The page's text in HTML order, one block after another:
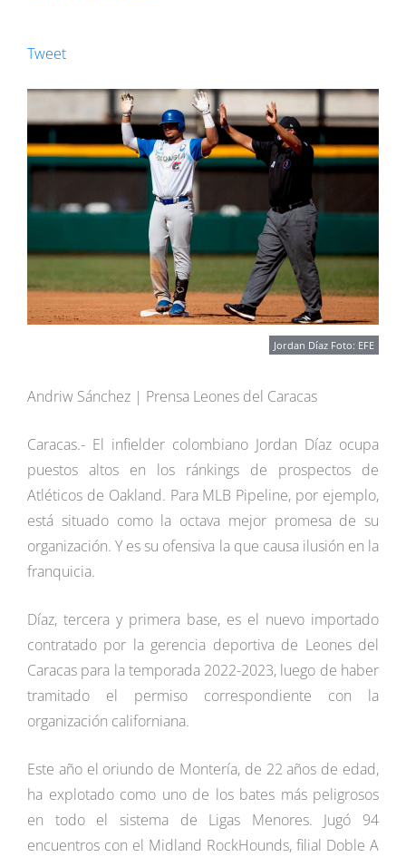
Tweet
Jordan Díaz Foto: EFE
Andriw Sánchez | Prensa Leones del Caracas
Caracas.- El infielder colombiano Jordan Díaz ocupa
puestos altos en los ránkings de prospectos de
Atléticos de Oakland. Para MLB Pipeline, por ejemplo,
está situado como la octava mejor promesa de su
organización. Y es su ofensiva la que causa ilusión en la
franquicia.
Díaz, tercera y primera base, es el nuevo importado
contratado por la gerencia deportiva de Leones del
Caracas para la temporada 2022-2023, luego de haber
tramitado el permiso correspondiente con la
organización californiana.
Este año el oriundo de Montería, de 22 años de edad,
ha explotado como uno de los bates más peligrosos
en todo el sistema de Ligas Menores. Jugó 94
encuentros con el Midland RockHounds, filial Doble A